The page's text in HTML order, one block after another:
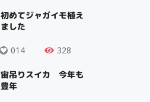
初めてジャガイモ植え
ました
014 328
宙吊りスイカ 今年も
豊年